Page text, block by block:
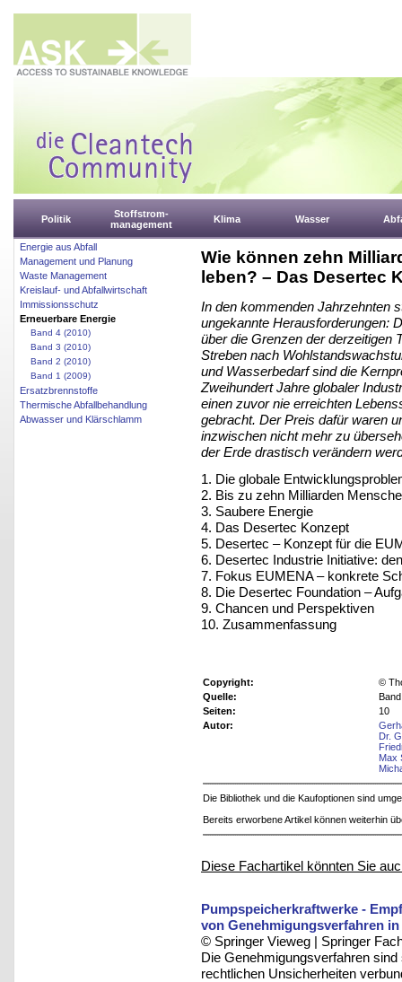
Politik
Stoffstrom-
management
Klima Wasser
Energie aus Abfall
Management und Planung
Waste Management
Kreislauf- und Abfallwirtschaft
Immissionsschutz
Erneuerbare Energie
Band 4 (2010)
Band 3 (2010)
Band 2 (2010)
Band 1 (2009)
Ersatzbrennstoffe
Thermische Abfallbehandlung
Abwasser und Klärschlamm
Wie können zehn
leben? – Das Desertec
In den kommenden Jahrzehnten
ungekannte Herausforderungen:
über die Grenzen der derzeitigen
Streben nach
und Wasserbedarf sind die
Zweihundert Jahre globaler
einen zuvor nie erreichten
gebracht. Der Preis dafür waren
inzwischen nicht mehr zu
der Erde drastisch verändern
1. Die globale
2. Bis zu zehn Milliarden
3. Saubere Energie
4. Das Desertec Konzept
5. Desertec – Konzept für die
6. Desertec Industrie Initiative:
7. Fokus EUMENA – konkrete
8. Die Desertec Foundation –
9. Chancen und Perspektiven
10. Zusammenfassung
Copyright:
©
Quelle:
Seiten:
10
Autor:
Dr.
Max
Die Bibliothek und die Kaufoptionen sind
Bereits erworbene Artikel können weiterhin
Diese Fachartikel könnten Sie
Pumpspeicherkraftwerke -
von Genehmigungsverfahren
© Springer Vieweg | Springer
Die Genehmigungsverfahren
rechtlichen Unsicherheiten